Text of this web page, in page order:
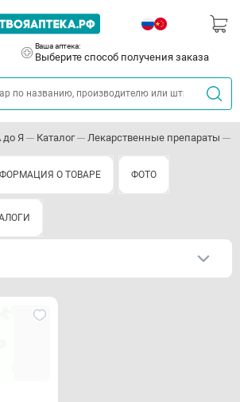
Ваша аптека:
Выберите способ получения заказа
до Я Каталог Лекарственные препараты
О ТОВАРЕ ФОТО